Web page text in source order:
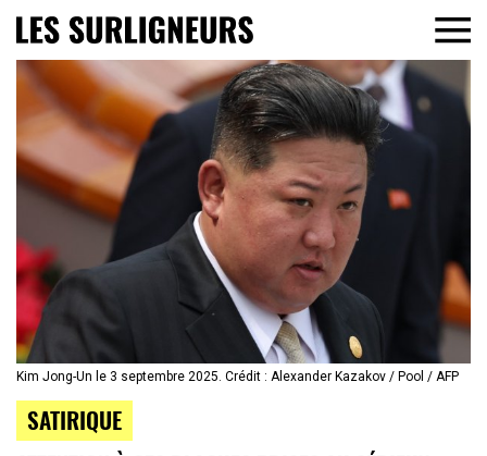
Kim Jong-Un le 3 septembre 2025. Crédit : Alexander Kazakov / Pool / AFP
SATIRIQUE